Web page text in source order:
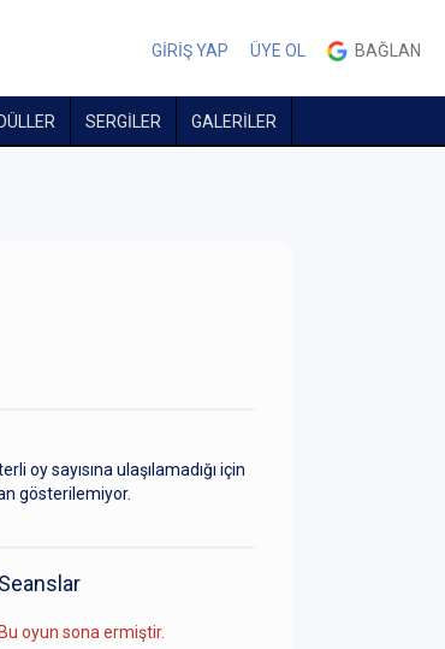
GİRİŞ YAP ÜYE OL BAĞLAN
SERGİLER GALERİLER
oy sayısına ulaşılamadığı için
gösterilemiyor.
Seanslar
Bu oyun sona ermiştir.